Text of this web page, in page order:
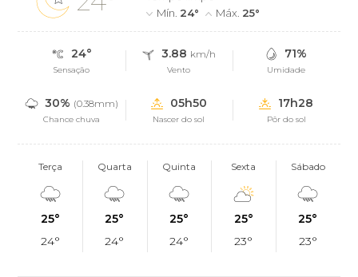
Mín. 24° Máx. 25°
24°
Sensação
3.88 km/h
Vento
71%
Umidade
30% (0.38mm)
Chance chuva
05h50
Nascer do sol
17h28
Pôr do sol
Terça
25°
24°
Quarta
25°
24°
Quinta
25°
24°
Sexta
25°
23°
Sábado
25°
23°